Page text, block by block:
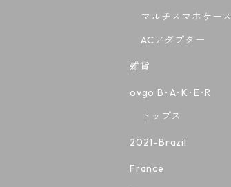
マルチスマホケース
ACアダプター
雑貨
ovgo B･A･K･E･R
トップス
2021-Brazil
France